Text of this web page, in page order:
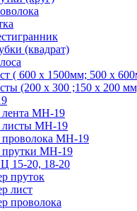
(квадрат)
( 600 х 1500мм; 500 х
(200 х 300 ;150 х 200
МН-19
листы МН-19
МН-19
прутки МН-19
15-20, 18-20
пруток
лист
проволока